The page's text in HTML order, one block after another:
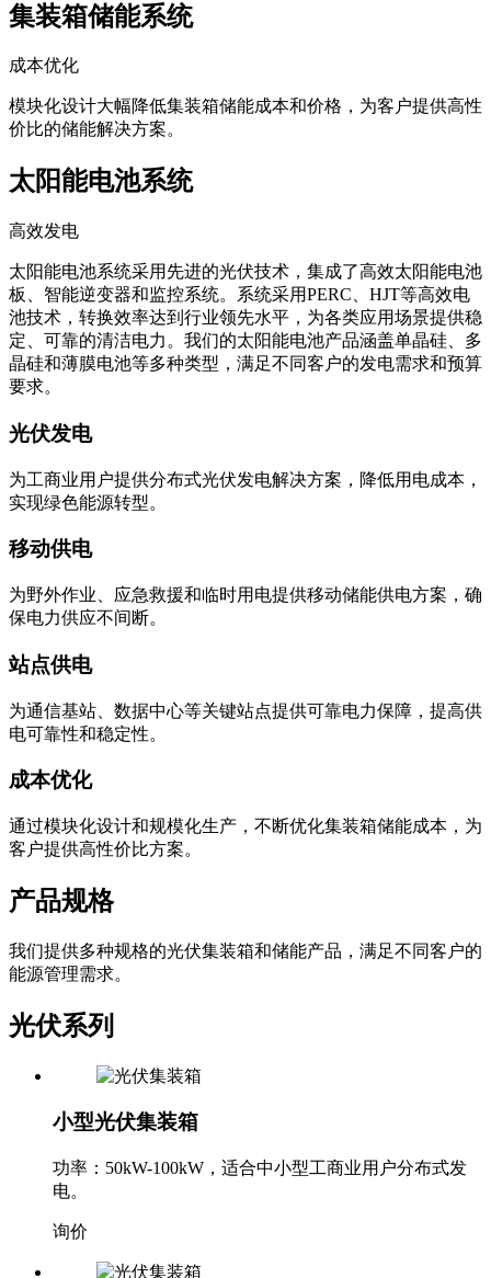
集装箱储能系统
成本优化
模块化设计大幅降低集装箱储能成本和价格，为客户提供高性
价比的储能解决方案。
太阳能电池系统
高效发电
太阳能电池系统采用先进的光伏技术，集成了高效太阳能电池
板、智能逆变器和监控系统。系统采用PERC、HJT等高效电
池技术，转换效率达到行业领先水平，为各类应用场景提供稳
定、可靠的清洁电力。我们的太阳能电池产品涵盖单晶硅、多
晶硅和薄膜电池等多种类型，满足不同客户的发电需求和预算
要求。
光伏发电
为工商业用户提供分布式光伏发电解决方案，降低用电成本，
实现绿色能源转型。
移动供电
为野外作业、应急救援和临时用电提供移动储能供电方案，确
保电力供应不间断。
站点供电
为通信基站、数据中心等关键站点提供可靠电力保障，提高供
电可靠性和稳定性。
成本优化
通过模块化设计和规模化生产，不断优化集装箱储能成本，为
客户提供高性价比方案。
产品规格
我们提供多种规格的光伏集装箱和储能产品，满足不同客户的
能源管理需求。
光伏系列
小型光伏集装箱
功率：50kW-100kW，适合中小型工商业用户分布式发
电。
询价